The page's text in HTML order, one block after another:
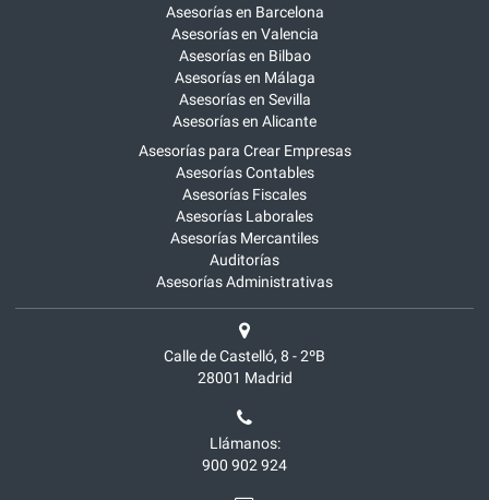
Asesorías en Barcelona
Asesorías en Valencia
Asesorías en Bilbao
Asesorías en Málaga
Asesorías en Sevilla
Asesorías en Alicante
Asesorías para Crear Empresas
Asesorías Contables
Asesorías Fiscales
Asesorías Laborales
Asesorías Mercantiles
Auditorías
Asesorías Administrativas
Calle de Castelló, 8 - 2ºB
28001 Madrid
Llámanos:
900 902 924